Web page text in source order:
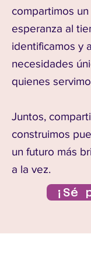
compartimos
esperanza al
identificamos y
necesidades
quienes
Juntos,
construimos
un futuro más
a la vez.
¡Sé